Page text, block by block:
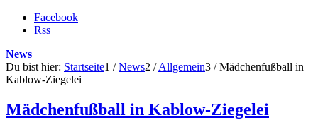
Facebook
Rss
News
Du bist hier: Startseite1 / News2 / Allgemein3 / Mädchenfußball in
Kablow-Ziegelei
Mädchenfußball in Kablow-Ziegelei